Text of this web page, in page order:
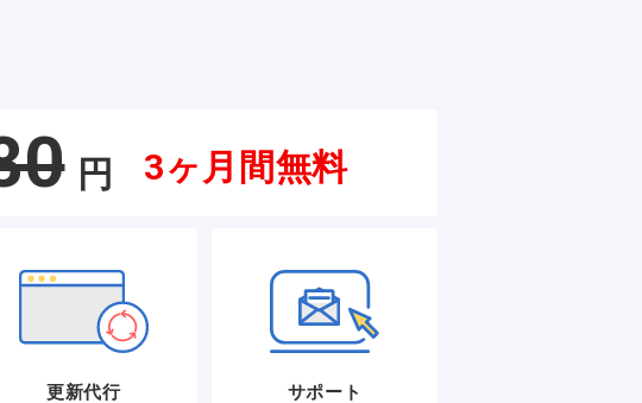
円 3ヶ月間無料
更新代行 サポート